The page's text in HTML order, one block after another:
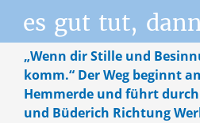
es gut tut,
„Wenn dir Stille und
komm.“ Der Weg beginnt
Hemmerde und führt
und Büderich Richtung